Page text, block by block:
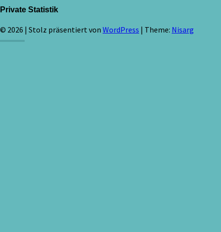
Private Statistik
© 2026 | Stolz präsentiert von WordPress | Theme: Nisarg